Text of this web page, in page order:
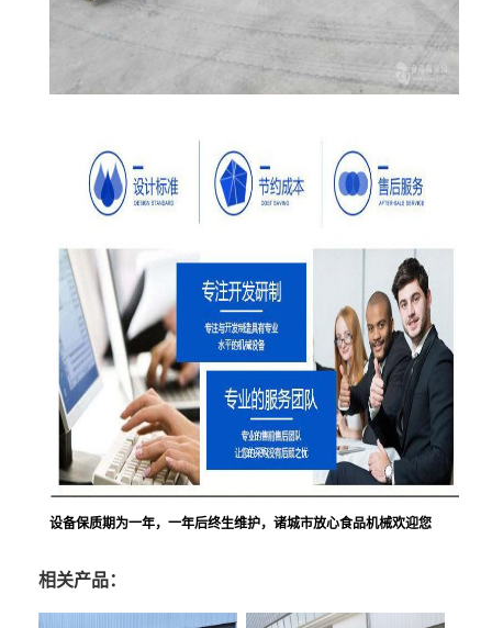
设备保质期为一年，一年后终生维护，诸城市放心食品机械欢迎您
相关产品：